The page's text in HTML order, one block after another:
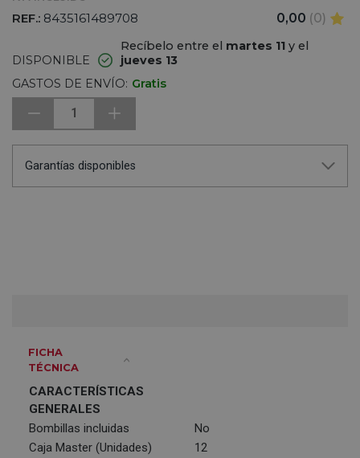
REF.: 8435161489708 0,00 (0)
DISPONIBLE
Recíbelo entre el martes 11 y el
jueves 13
GASTOS DE ENVÍO: Gratis
1
Garantías disponibles
FICHA
TÉCNICA
CARACTERÍSTICAS
GENERALES
Bombillas incluidas
No
Caja Master (Unidades)
12